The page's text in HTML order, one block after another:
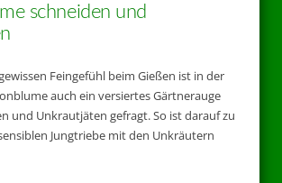
schneiden und
Feingefühl beim Gießen ist in der
auch ein versiertes Gärtnerauge
und Unkrautjäten gefragt. So ist darauf zu
Jungtriebe mit den Unkräutern